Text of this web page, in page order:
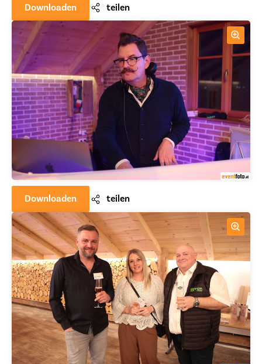
Downloaden teilen
Downloaden teilen